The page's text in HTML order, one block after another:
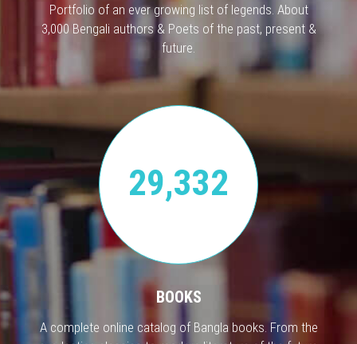
Portfolio of an ever growing list of legends. About
3,000 Bengali authors & Poets of the past, present &
future.
29,332
BOOKS
A complete online catalog of Bangla books. From the